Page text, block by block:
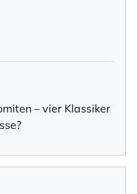
– vier Klassiker